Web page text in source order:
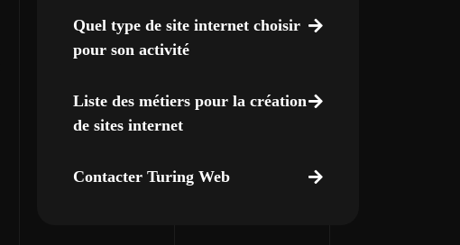
Quel type de site internet choisir
pour son activité
Liste des métiers pour la création
de sites internet
Contacter Turing Web